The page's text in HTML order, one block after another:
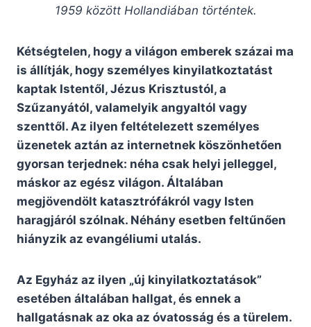
1959 között Hollandiában történtek.
Kétségtelen, hogy a világon emberek százai ma
is állítják, hogy személyes kinyilatkoztatást
kaptak Istentől, Jézus Krisztustól, a
Szűzanyától, valamelyik angyaltól vagy
szenttől. Az ilyen feltételezett személyes
üzenetek aztán az internetnek köszönhetően
gyorsan terjednek: néha csak helyi jelleggel,
máskor az egész világon. Általában
megjövendölt katasztrófákról vagy Isten
haragjáról szólnak. Néhány esetben feltűnően
hiányzik az evangéliumi utalás.
Az Egyház az ilyen „új kinyilatkoztatások”
esetében általában hallgat, és ennek a
hallgatásnak az oka az óvatosság és a türelem.